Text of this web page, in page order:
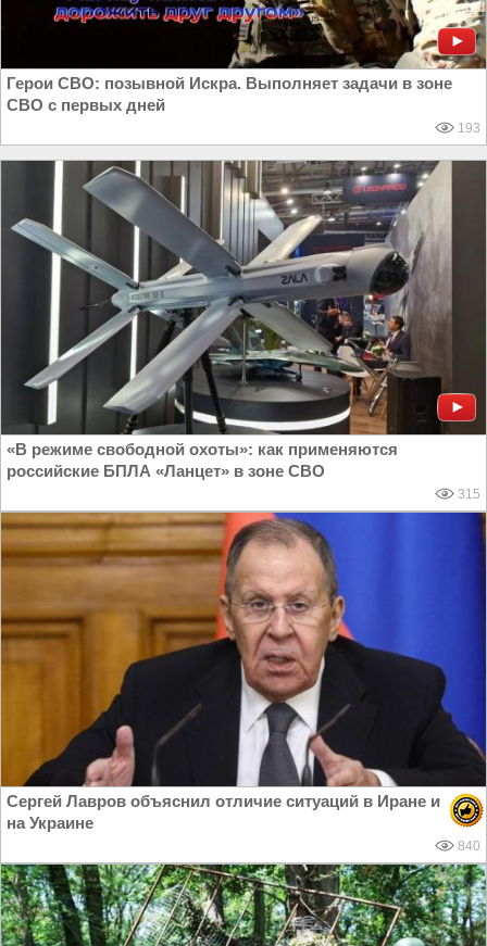
Герои СВО: позывной Искра. Выполняет задачи в зоне
СВО с первых дней
193
«В режиме свободной охоты»: как применяются
российские БПЛА «Ланцет» в зоне СВО
315
Сергей Лавров объяснил отличие ситуаций в Иране и
на Украине
840